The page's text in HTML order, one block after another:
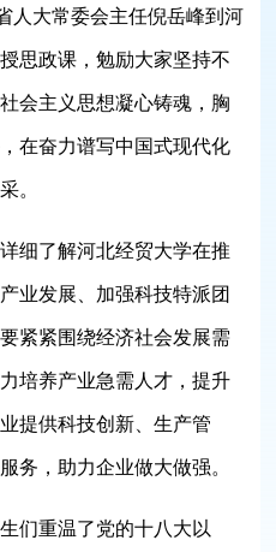
大常委会主任倪岳峰到河
思政课，勉励大家坚持不
会主义思想凝心铸魂，胸
在奋力谱写中国式现代化
。
了解河北经贸大学在推
业发展、加强科技特派团
紧紧围绕经济社会发展需
培养产业急需人才，提升
提供科技创新、生产管
务，助力企业做大做强。
重温了党的十八大以